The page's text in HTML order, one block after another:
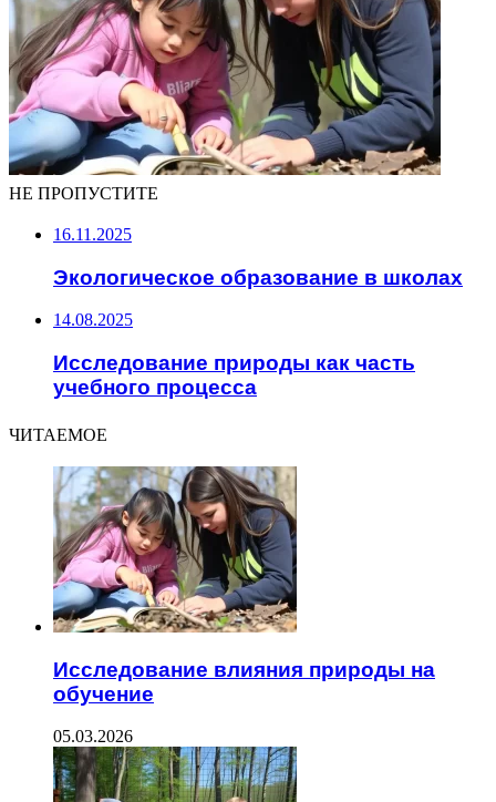
НЕ ПРОПУСТИТЕ
16.11.2025
Экологическое образование в школах
14.08.2025
Исследование природы как часть
учебного процесса
ЧИТАЕМОЕ
Исследование влияния природы на
обучение
05.03.2026